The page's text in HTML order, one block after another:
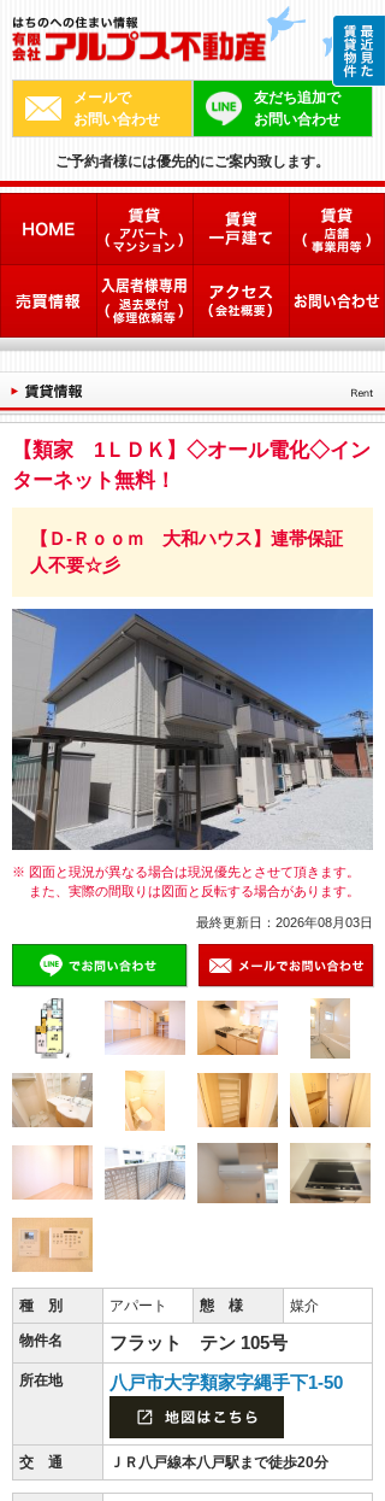
メールで
お問い合わせ
友だち追加で
お問い合わせ
ご予約者様には優先的にご案内致します。
【類家 1ＬＤＫ】◇オール電化◇イン
ターネット無料！
【Ｄ-Ｒｏｏｍ 大和ハウス】連帯保証
人不要☆彡
※ 図面と現況が異なる場合は現況優先とさせて頂きます。
また、実際の間取りは図面と反転する場合があります。
最終更新日：2026年08月03日
種 別 アパート 態 様 媒介
物件名 フラット テン 105号
所在地 八戸市大字類家字縄手下1-50
交 通 ＪＲ八戸線本八戸駅まで徒歩20分